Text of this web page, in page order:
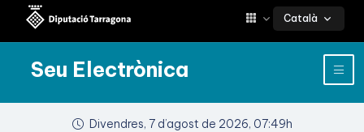
Català
Seu Electrònica
Divendres, 7 d’agost de 2026, 07:49h